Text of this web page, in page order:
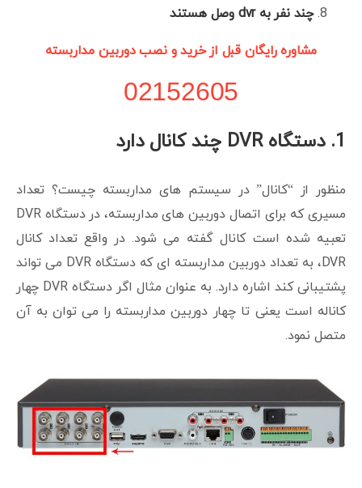
چند نفر به dvr وصل هستند
مشاوره رایگان قبل از خرید و نصب دوربین مداربسته
02152605
1. دستگاه DVR چند کانال دارد
منظور از “کانال” در سیستم های مداربسته چیست؟ تعداد
مسیری که برای اتصال دوربین های مداربسته، در دستگاه DVR
تعبیه شده است کانال گفته می شود. در واقع تعداد کانال
DVR، به تعداد دوربین مداربسته ای که دستگاه DVR می تواند
پشتیبانی کند اشاره دارد. به عنوان مثال اگر دستگاه DVR چهار
کاناله است یعنی تا چهار دوربین مداربسته را می توان به آن
متصل نمود.